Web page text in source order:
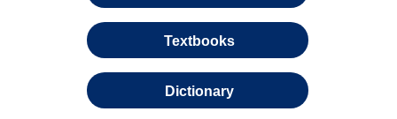
Textbooks
Dictionary